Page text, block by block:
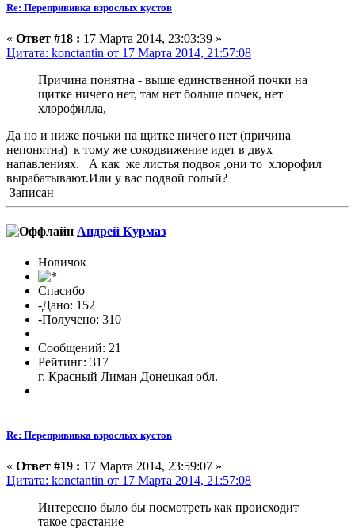
Re: Перепрививка взрослых кустов
« Ответ #18 : 17 Марта 2014, 23:03:39 »
Цитата: konctantin от 17 Марта 2014, 21:57:08
Причина понятна - выше единственной почки на
щитке ничего нет, там нет больше почек, нет
хлорофилла,
Да но и ниже почьки на щитке ничего нет (причина
непонятна) к тому же сокодвижение идет в двух
напавлениях. А как же листья подвоя ,они то хлорофил
вырабатывают.Или у вас подвой голый?
Записан
Андрей Курмаз
Новичок
Спасибо
-Дано: 152
-Получено: 310
Сообщений: 21
Рейтинг: 317
г. Красный Лиман Донецкая обл.
Re: Перепрививка взрослых кустов
« Ответ #19 : 17 Марта 2014, 23:59:07 »
Цитата: konctantin от 17 Марта 2014, 21:57:08
Интересно было бы посмотреть как происходит
такое срастание